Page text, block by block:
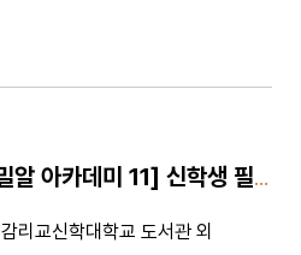
[밀알 아카데미 11] 신학생 필독서 100권
감리교신학대학교 도서관 외